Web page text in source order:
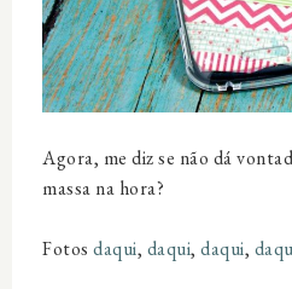
Agora, me diz se não dá
massa na hora?
Fotos daqui, daqui, daqui,